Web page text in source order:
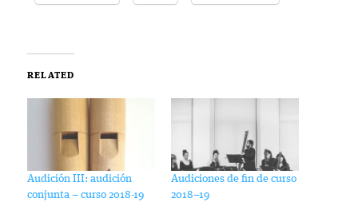
RELATED
Audición III: audición
conjunta – curso 2018-19
Audiciones de fin de curso
2018–19